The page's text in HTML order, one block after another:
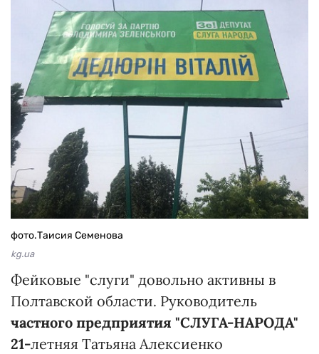
фото.Таисия Семенова
kg.ua
Фейковые "слуги" довольно активны в
Полтавской области. Руководитель
частного предприятия "СЛУГА-НАРОДА"
21-летняя Татьяна Алексиенко